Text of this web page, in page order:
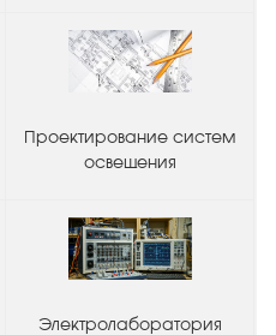
Проектирование систем
освещения
Электролаборатория